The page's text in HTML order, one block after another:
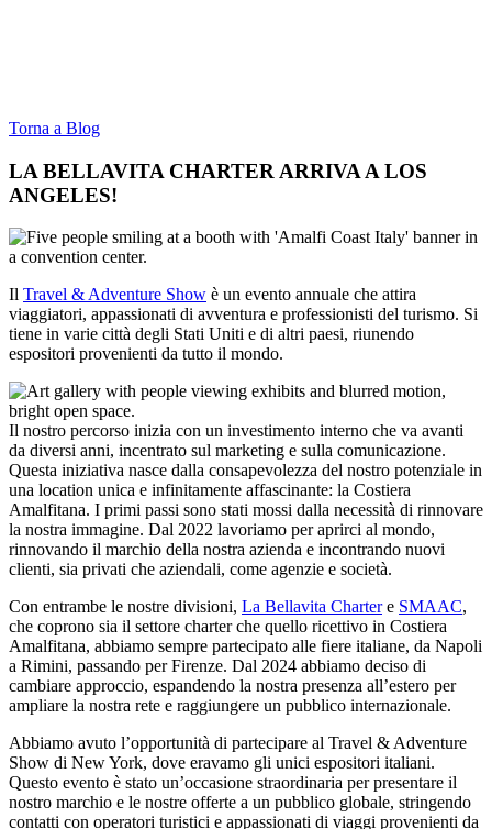
Torna a Blog
LA BELLAVITA CHARTER ARRIVA A LOS
ANGELES!
Il Travel & Adventure Show è un evento annuale che attira
viaggiatori, appassionati di avventura e professionisti del turismo. Si
tiene in varie città degli Stati Uniti e di altri paesi, riunendo
espositori provenienti da tutto il mondo.
Il nostro percorso inizia con un investimento interno che va avanti
da diversi anni, incentrato sul marketing e sulla comunicazione.
Questa iniziativa nasce dalla consapevolezza del nostro potenziale in
una location unica e infinitamente affascinante: la Costiera
Amalfitana. I primi passi sono stati mossi dalla necessità di rinnovare
la nostra immagine. Dal 2022 lavoriamo per aprirci al mondo,
rinnovando il marchio della nostra azienda e incontrando nuovi
clienti, sia privati che aziendali, come agenzie e società.
Con entrambe le nostre divisioni, La Bellavita Chartere SMAAC,
che coprono sia il settore charter che quello ricettivo in Costiera
Amalfitana, abbiamo sempre partecipato alle fiere italiane, da Napoli
a Rimini, passando per Firenze. Dal 2024 abbiamo deciso di
cambiare approccio, espandendo la nostra presenza all’estero per
ampliare la nostra rete e raggiungere un pubblico internazionale.
Abbiamo avuto l’opportunità di partecipare al Travel & Adventure
Show di New York, dove eravamo gli unici espositori italiani.
Questo evento è stato un’occasione straordinaria per presentare il
nostro marchio e le nostre offerte a un pubblico globale, stringendo
contatti con operatori turistici e appassionati di viaggi provenienti da